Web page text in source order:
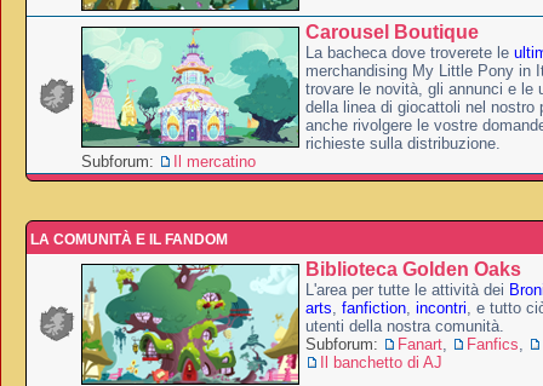
Carousel Boutique
La bacheca dove troverete le
merchandising My Little Pony in
trovare le novità, gli annunci e le
della linea di giocattoli nel nostro
anche rivolgere le vostre
richieste sulla distribuzione.
Subforum:
Il mercatino
LA COMUNITÀ E IL FANDOM
Biblioteca Golden Oaks
L'area per tutte le attività dei
arts, fanfiction, incontri, e tutto
utenti della nostra comunità.
Subforum:
Fanart, Fanfics,
Il banchetto di AJ